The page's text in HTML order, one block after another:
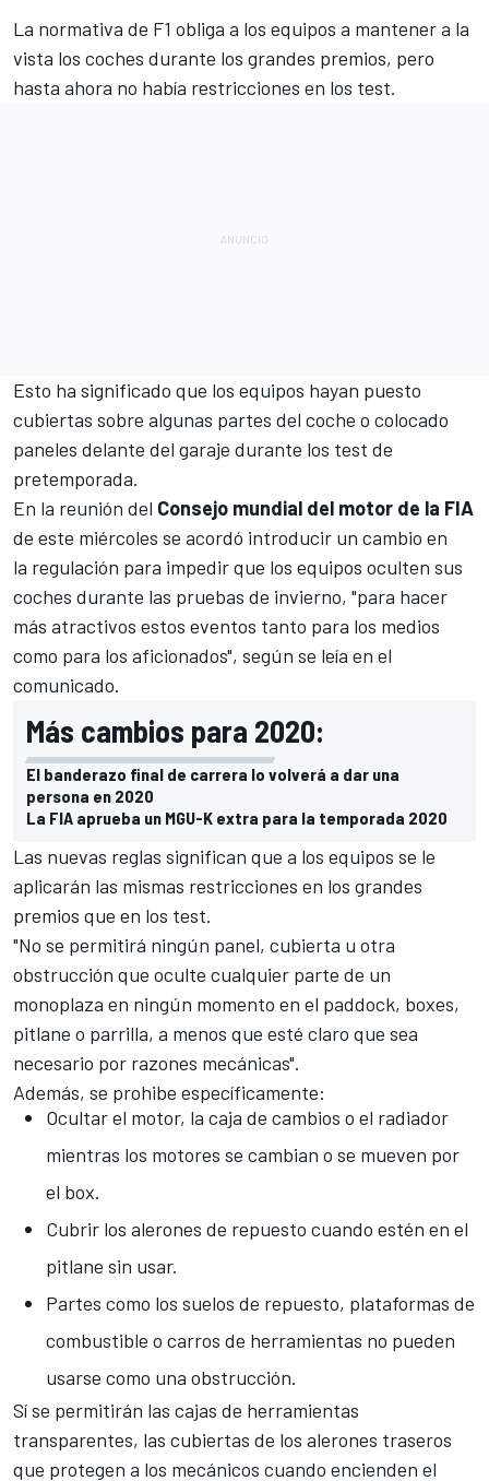
La normativa de F1 obliga a los equipos a mantener a la
vista los coches durante los grandes premios, pero
hasta ahora no había restricciones en los test.
Esto ha significado que los equipos hayan puesto
cubiertas sobre algunas partes del coche o colocado
paneles delante del garaje durante los test de
pretemporada.
En la reunión del Consejo mundial del motor de la FIA
de este miércoles se acordó introducir un cambio en
la regulación para impedir que los equipos oculten sus
coches durante las pruebas de invierno, "para hacer
más atractivos estos eventos tanto para los medios
como para los aficionados", según se leía en el
comunicado.
Más cambios para 2020:
El banderazo final de carrera lo volverá a dar una
persona en 2020
La FIA aprueba un MGU-K extra para la temporada 2020
Las nuevas reglas significan que a los equipos se le
aplicarán las mismas restricciones en los grandes
premios que en los test.
"No se permitirá ningún panel, cubierta u otra
obstrucción que oculte cualquier parte de un
monoplaza en ningún momento en el paddock, boxes,
pitlane o parrilla, a menos que esté claro que sea
necesario por razones mecánicas".
Además, se prohibe específicamente:
Ocultar el motor, la caja de cambios o el radiador
mientras los motores se cambian o se mueven por
el box.
Cubrir los alerones de repuesto cuando estén en el
pitlane sin usar.
Partes como los suelos de repuesto, plataformas de
combustible o carros de herramientas no pueden
usarse como una obstrucción.
Sí se permitirán las cajas de herramientas
transparentes, las cubiertas de los alerones traseros
que protegen a los mecánicos cuando encienden el